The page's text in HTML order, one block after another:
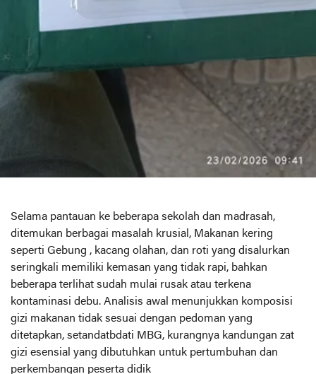
Selama pantauan ke beberapa sekolah dan madrasah,
ditemukan berbagai masalah krusial, Makanan kering
seperti Gebung , kacang olahan, dan roti yang disalurkan
seringkali memiliki kemasan yang tidak rapi, bahkan
beberapa terlihat sudah mulai rusak atau terkena
kontaminasi debu. Analisis awal menunjukkan komposisi
gizi makanan tidak sesuai dengan pedoman yang
ditetapkan, setandatbdati MBG, kurangnya kandungan zat
gizi esensial yang dibutuhkan untuk pertumbuhan dan
perkembangan peserta didik